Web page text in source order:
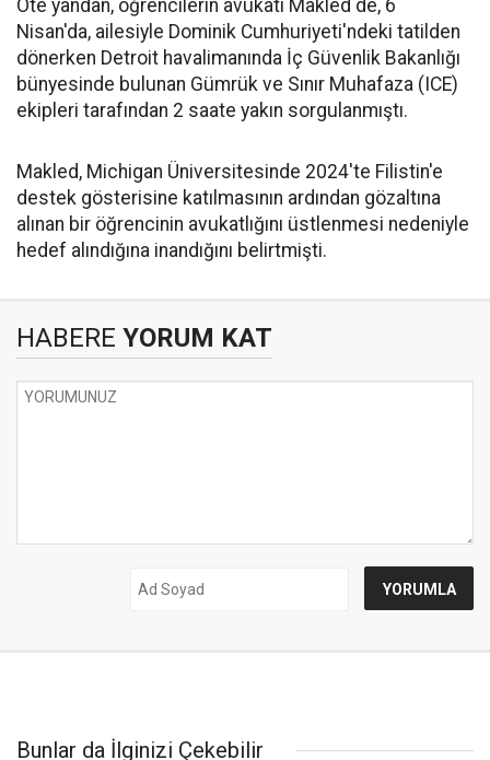
Öte yandan, öğrencilerin avukatı Makled de, 6
Nisan'da, ailesiyle Dominik Cumhuriyeti'ndeki tatilden
dönerken Detroit havalimanında İç Güvenlik Bakanlığı
bünyesinde bulunan Gümrük ve Sınır Muhafaza (ICE)
ekipleri tarafından 2 saate yakın sorgulanmıştı.
Makled, Michigan Üniversitesinde 2024'te Filistin'e
destek gösterisine katılmasının ardından gözaltına
alınan bir öğrencinin avukatlığını üstlenmesi nedeniyle
hedef alındığına inandığını belirtmişti.
HABERE YORUM KAT
Bunlar da İlginizi Çekebilir